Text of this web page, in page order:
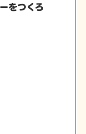
をつくろ